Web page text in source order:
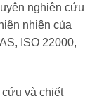
nghiên cứu
nhiên của
ISO 22000,
và chiết